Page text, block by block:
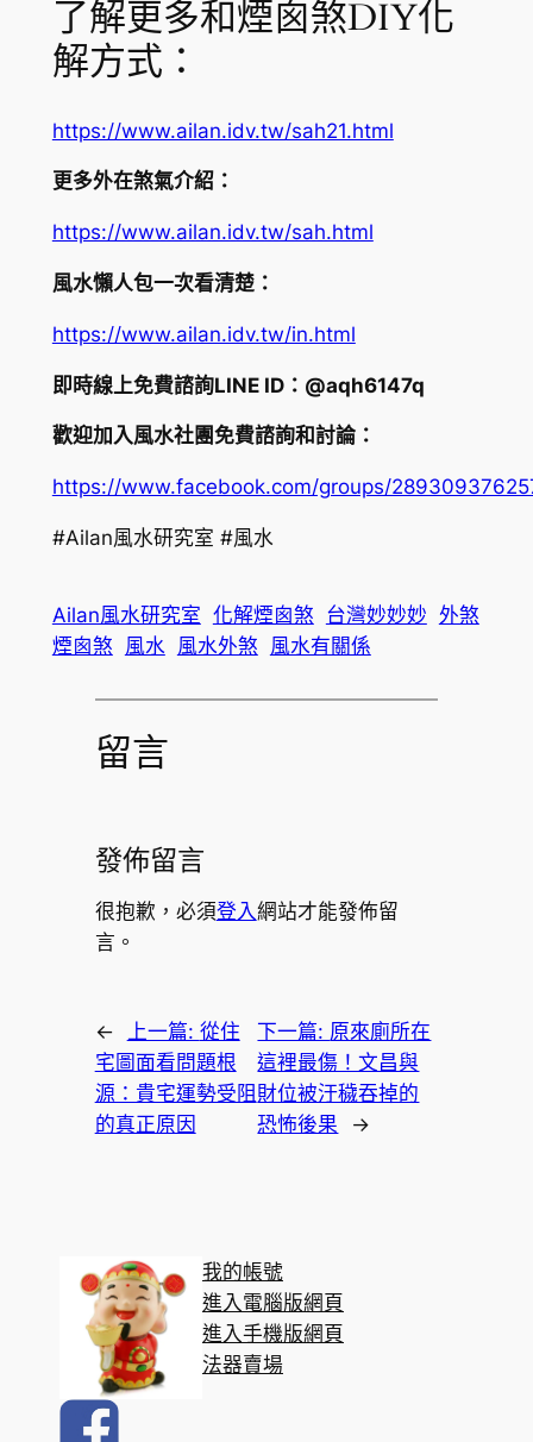
了解更多和煙囪煞DIY化
解方式：
https://www.ailan.idv.tw/sah21.html
更多外在煞氣介紹：
https://www.ailan.idv.tw/sah.html
風水懶人包一次看清楚：
https://www.ailan.idv.tw/in.html
即時線上免費諮詢LINE ID：@aqh6147q
歡迎加入風水社團免費諮詢和討論：
https://www.facebook.com/groups/
#Ailan風水研究室 #風水
Ailan風水研究室 化解煙囪煞 台灣妙妙妙 外煞
煙囪煞 風水 風水外煞 風水有關係
留言
發佈留言
很抱歉，必須登入網站才能發佈留
言。
← 上一篇: 從住
宅圖面看問題根
源：貴宅運勢受阻
的真正原因
下一篇: 原來廁所在
這裡最傷！文昌與
財位被汙穢吞掉的
恐怖後果
→
我的帳號
進入電腦版網頁
進入手機版網頁
法器賣場